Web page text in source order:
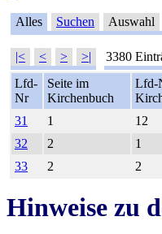
Alles Suchen Auswahl
|< < > >| 3380
Lfd-
Nr
Seite im
Kirchenbuch
Lfd-
31
1 12
32
2 1
33
2 2
Hinweise zu